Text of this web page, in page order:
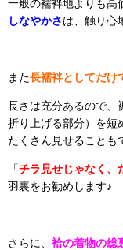
しなやかさは、触り心
また長襦袢としてだけ
長さは充分あるので、
折り上げる部分）を短
たくさん見せることも
「チラ見せじゃなく、
羽裏をお勧めします♪
さらに、 袷の着物の総